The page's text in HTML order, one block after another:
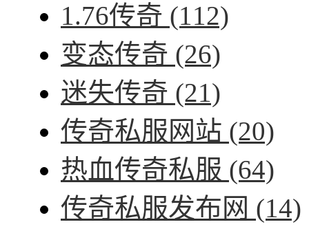
1.76传奇 (112)
变态传奇 (26)
迷失传奇 (21)
传奇私服网站 (20)
热血传奇私服 (64)
传奇私服发布网 (14)